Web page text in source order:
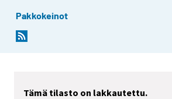
Pakkokeinot
Tämä tilasto on lakkautettu.